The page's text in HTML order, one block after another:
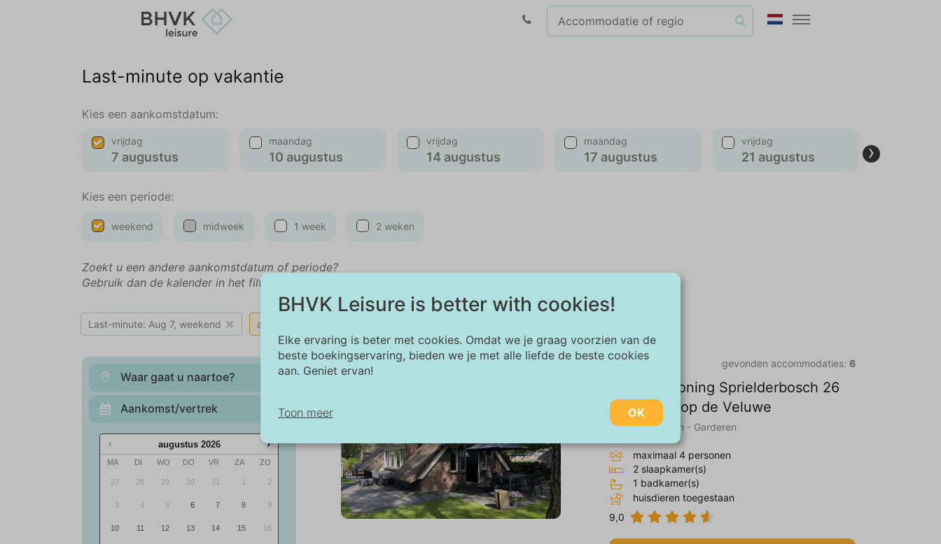
BHVK Leisure is better with cookies!
Elke ervaring is beter met cookies. Omdat we je graag voorzien van de
beste boekingservaring, bieden we je met alle liefde de beste cookies
aan. Geniet ervan!
Toon meer OK
Noodzakelijk:
Noodzakelijke cookies helpen een website bruikbaarder te maken, door
basisfuncties als paginanavigatie en toegang tot beveiligde gedeelten van de
website mogelijk te maken. Zonder deze cookies kan de website niet naar
behoren werken.
Last-minute op vakantie
Kies een aankomstdatum:
vrijdag
7 augustus
maandag
10 augustus
vrijdag
14 augustus
maandag
17 augustus
vrijdag
21 augustus ›
Kies een periode:
weekend midweek 1 week 2 weken
Zoekt u een andere aankomstdatum of periode?
Gebruik dan de kalender in het filtermenu.
Last-minute: Aug 7, weekend × alles wissen
Waar gaat u naartoe?
Aankomst/vertrek
augustus 2026
MA DI WO DO VR ZA ZO
27 28 29 30 31 1 2
3 4 5 6 7 8 9
10 11 12 13 14 15 16
gevonden accommodaties:6
Vakantiewoning Sprielderbosch 26
"De Beuk" op de Veluwe
Veluwe || Putten - Garderen
maximaal 4 personen
2 slaapkamer(s)
1 badkamer(s)
huisdieren toegestaan
9,0